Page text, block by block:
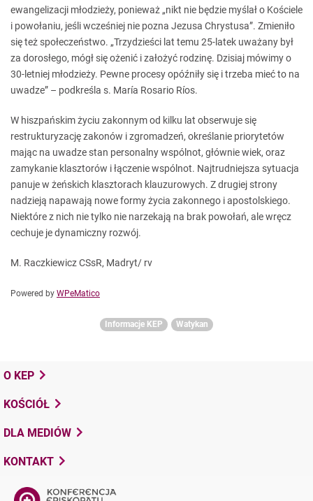
ewangelizacji młodzieży, ponieważ „nikt nie będzie myślał o Kościele
i powołaniu, jeśli wcześniej nie pozna Jezusa Chrystusa”. Zmieniło
się też społeczeństwo. „Trzydzieści lat temu 25-latek uważany był
za dorosłego, mógł się ożenić i założyć rodzinę. Dzisiaj mówimy o
30-letniej młodzieży. Pewne procesy opóźniły się i trzeba mieć to na
uwadze” – podkreśla s. María Rosario Ríos.
W hiszpańskim życiu zakonnym od kilku lat obserwuje się
restrukturyzację zakonów i zgromadzeń, określanie priorytetów
mając na uwadze stan personalny wspólnot, głównie wiek, oraz
zamykanie klasztorów i łączenie wspólnot. Najtrudniejsza sytuacja
panuje w żeńskich klasztorach klauzurowych. Z drugiej strony
nadzieją napawają nowe formy życia zakonnego i apostolskiego.
Niektóre z nich nie tylko nie narzekają na brak powołań, ale wręcz
cechuje je dynamiczny rozwój.
M. Raczkiewicz CSsR, Madryt/ rv
Powered by WPeMatico
Informacje KEP Watykan
O KEP
KOŚCIÓŁ
DLA MEDIÓW
KONTAKT